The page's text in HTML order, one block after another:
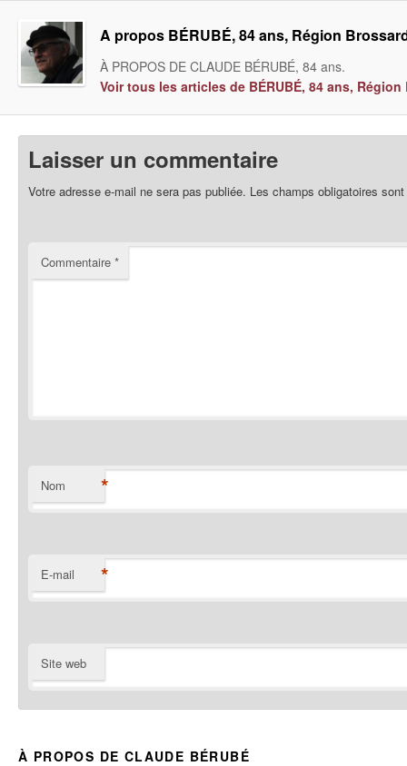
A propos BÉRUBÉ, 84 ans, Région
À PROPOS DE CLAUDE BÉRUBÉ, 84 ans.
Voir tous les articles de BÉRUBÉ, 84 ans,
Laisser un commentaire
Votre adresse e-mail ne sera pas publiée. Les champs obligatoires
Commentaire *
Nom *
E-mail *
Site web
À PROPOS DE CLAUDE BÉRUBÉ